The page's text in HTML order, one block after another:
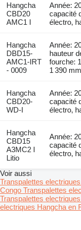
Hangcha
CBD20
AMC1 I
Année:
capacité
électro,
Hangcha
DBD15-
AMC1-IRT
- 0009
Année:
hauteur
fourche:
1 390 mm
Hangcha
CBD20-
WD-I
Année:
capacité
électro,
Hangcha
CBD15
A3MC2 I
Litio
Année:
capacité
électro,
Voir aussi
Transpalettes
Congo Transpalettes
Transpalettes
electriques Hangcha en